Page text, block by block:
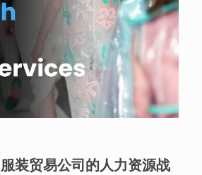
装贸易公司的人力资源战